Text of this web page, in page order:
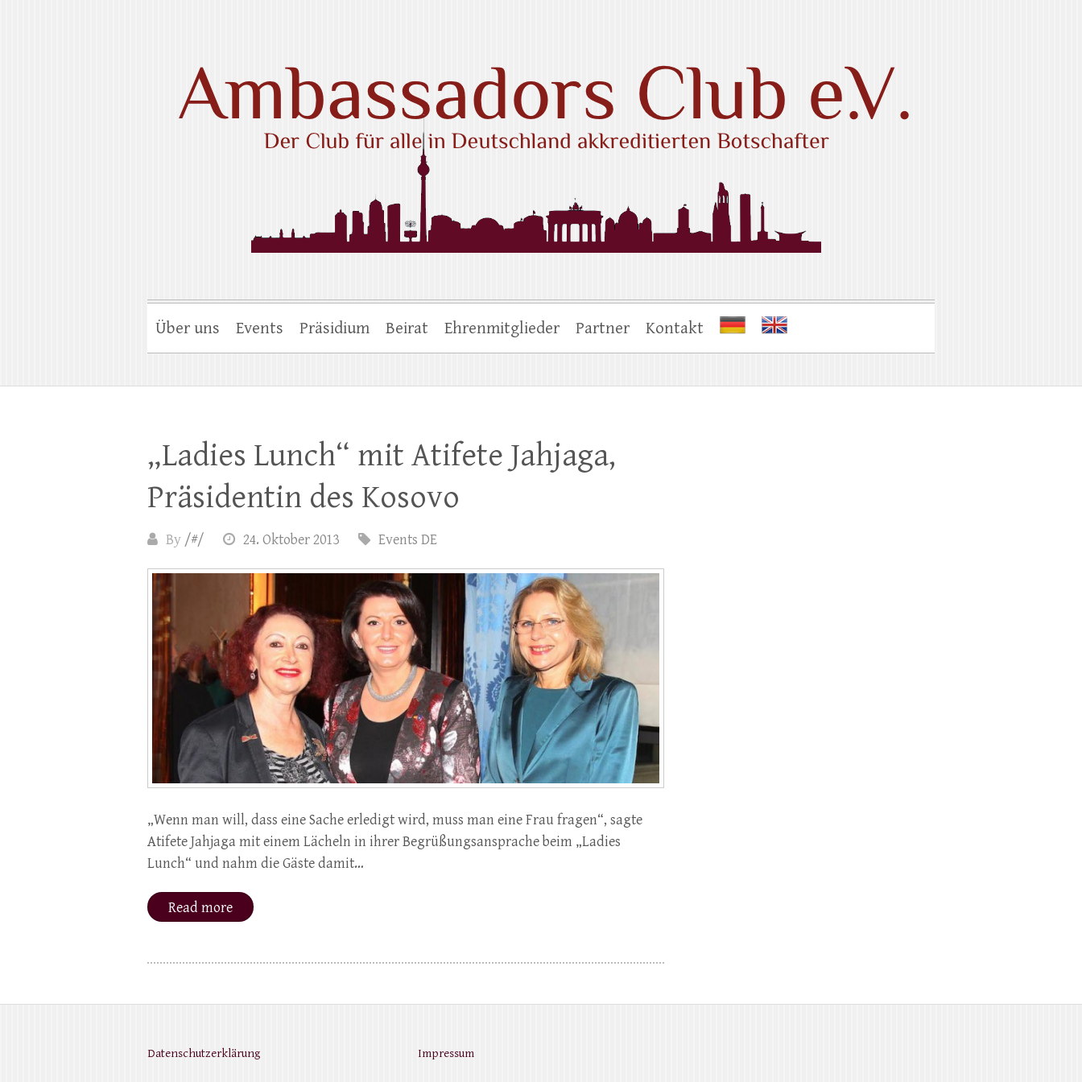
Ambassadors Club e.V.
Über uns Events Präsidium Beirat Ehrenmitglieder Partner Kontakt
„Ladies Lunch“ mit Atifete Jahjaga,
Präsidentin des Kosovo
By /#/ 24. Oktober 2013 Events DE
„Wenn man will, dass eine Sache erledigt wird, muss man eine Frau fragen“, sagte
Atifete Jahjaga mit einem Lächeln in ihrer Begrüßungsansprache beim „Ladies
Lunch“ und nahm die Gäste damit…
Read more
Datenschutzerklärung Impressum